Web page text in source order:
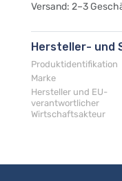
Versand: 2–3
Hersteller- und
Produktidentifikation
Marke
Hersteller und EU-
verantwortlicher
Wirtschaftsakteur